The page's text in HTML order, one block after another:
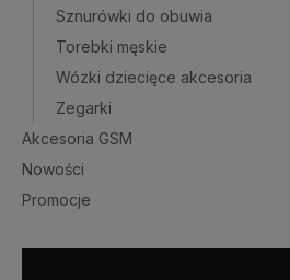
Sznurówki do obuwia
Torebki męskie
Wózki dziecięce akcesoria
Zegarki
Akcesoria GSM
Nowości
Promocje